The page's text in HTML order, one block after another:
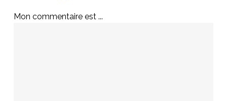
Mon commentaire est ...